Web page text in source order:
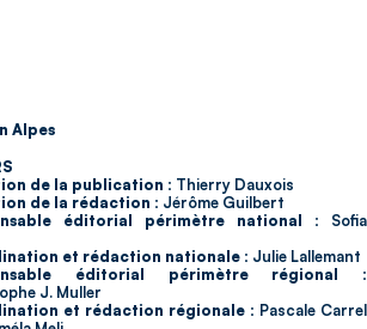
Alpes
de la publication : Thierry Dauxois
de la rédaction : Jérôme Guilbert
éditorial périmètre national : Sofia
et rédaction nationale : Julie Lallemant
éditorial périmètre régional :
J. Muller
et rédaction régionale : Pascale Carrel